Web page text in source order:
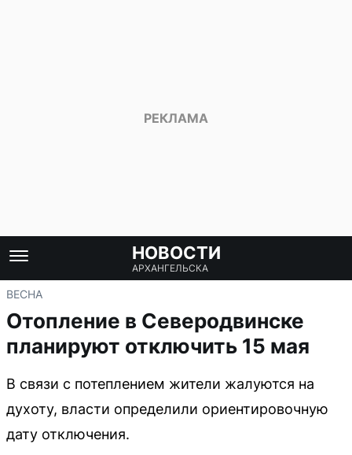
НОВОСТИ
АРХАНГЕЛЬСКА
ВЕСНА
Отопление в Северодвинске
планируют отключить 15 мая
В связи с потеплением жители жалуются на
духоту, власти определили ориентировочную
дату отключения.